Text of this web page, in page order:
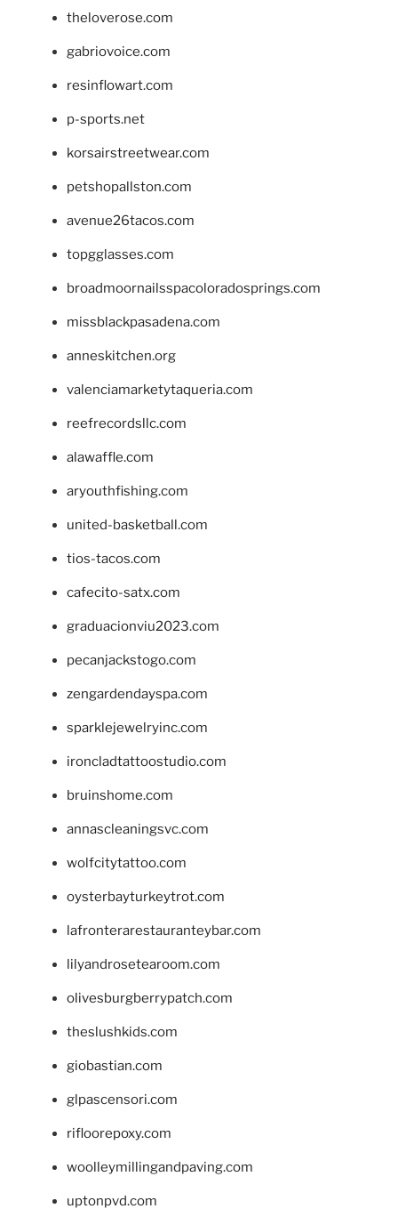
theloverose.com
gabriovoice.com
resinflowart.com
p-sports.net
korsairstreetwear.com
petshopallston.com
avenue26tacos.com
topgglasses.com
broadmoornailsspacoloradosprings.com
missblackpasadena.com
anneskitchen.org
valenciamarketytaqueria.com
reefrecordsllc.com
alawaffle.com
aryouthfishing.com
united-basketball.com
tios-tacos.com
cafecito-satx.com
graduacionviu2023.com
pecanjackstogo.com
zengardendayspa.com
sparklejewelryinc.com
ironcladtattoostudio.com
bruinshome.com
annascleaningsvc.com
wolfcitytattoo.com
oysterbayturkeytrot.com
lafronterarestauranteybar.com
lilyandrosetearoom.com
olivesburgberrypatch.com
theslushkids.com
giobastian.com
glpascensori.com
rifloorepoxy.com
woolleymillingandpaving.com
uptonpvd.com